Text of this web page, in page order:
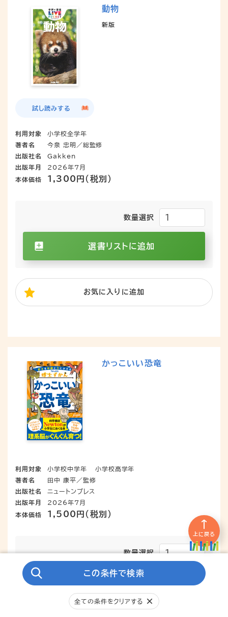
この条件で検索
全ての条件をクリアする
動物
新版
利用対象
小学校全学年
著者名
今泉 忠明／総監修
出版社名
Gakken
出版年月
2026年7月
本体価格
1,300円（税別）
試し読みする
数量選択
選書リストに追加
お気に入り に追加
かっこいい恐竜
利用対象 小学校中学年
小学校高学年
著者名
田中 康平／監修
出版社名
ニュートンプレス
出版年月
2026年7月
本体価格
1,500円（税別）
数量選択
上に戻る